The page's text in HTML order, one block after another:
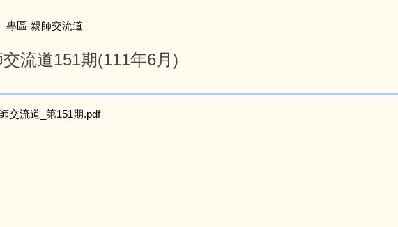
專區-親師交流道
流道151期(111年6月)
交流道_第151期.pdf